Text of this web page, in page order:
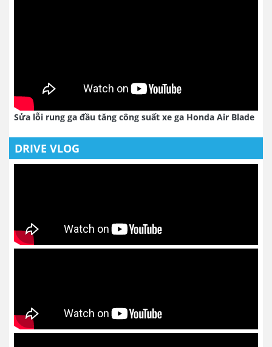
Sửa lỗi rung ga đầu tăng công suất xe ga Honda Air Blade
DRIVE VLOG